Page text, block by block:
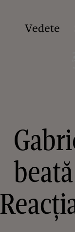
Vedete